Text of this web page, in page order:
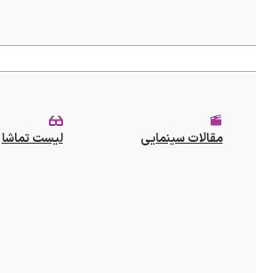
مقالات سینمایی لیست تماشا